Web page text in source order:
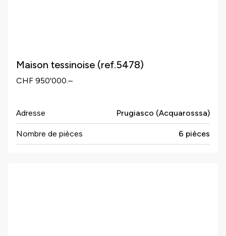
Maison tessinoise (ref.5478)
CHF 950'000.–
Adresse Prugiasco (Acquarosssa)
Nombre de pièces 6 pièces